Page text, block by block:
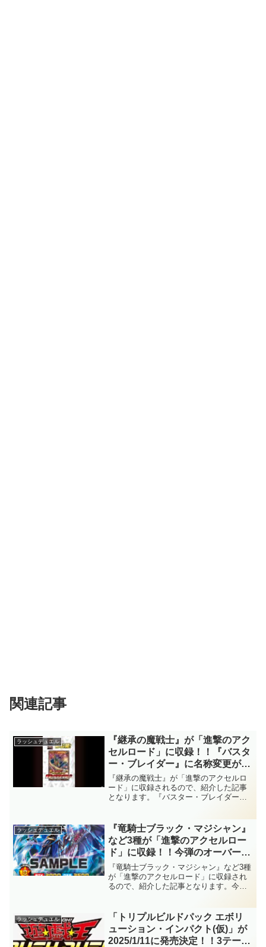
関連記事
ラッシュデュエル
『継承の魔戦士』が「進撃のアク
セルロード」に収録！！『バスタ
ー・ブレイダー』に名称変更が可
能な下級モンスター！！『超魔導
剣士－ブラック・パラディン』の
フュージョン召喚を強力にサポー
ッシュデュエル】
『継承の魔戦士』が「進撃のアクセルロ
ード」に収録されるので、紹介した記事
となります。『バスター・ブレイダー』
のフュージョン召喚を強力にサポートし
てくれますね～。【遊戯王ラッシュデュ
エル】
ラッシュデュエル
『竜騎士ブラック・マジシャン』
など3種が「進撃のアクセルロー
ド」に収録！！今弾のオーバーラ
ッシュレア枠は『ブラック・マジ
シャン』のフュージョン！！しか
も、『ティマイオスの眼』がまさ
ッシュデュエル】
『竜騎士ブラック・マジシャン』など3種
が「進撃のアクセルロード」に収録され
るので、紹介した記事となります。今弾
かも、『ティマイオスの眼』がまさかの
レジェンド化！？【遊戯王ラッシュデュ
エル】
ラッシュデュエル
「トリプルビルドパック エボリ
ューション・インパクト(仮)」が
2025/1/11に発売決定！！3テーマ